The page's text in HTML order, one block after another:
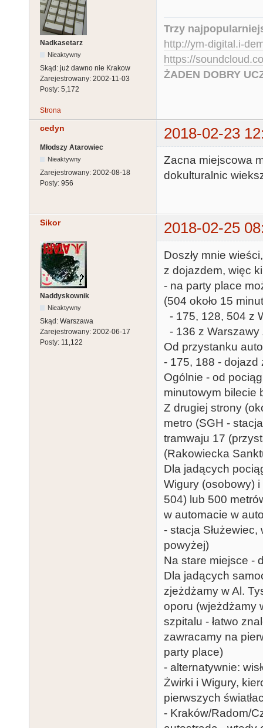
Nadkasetarz
Nieaktywny
Skąd: już dawno nie Krakow
Zarejestrowany: 2002-11-03
Posty: 5,172
Trzy
http://ym-digital.i-
https://
ŻADEN DOBRY
Strona
cedyn 2018-02-23
Młodszy Atarowiec
Nieaktywny
Zarejestrowany: 2002-08-18
Posty: 956
Zacna miejscowa
dokulturalnic
Sikor 2018-02-25
Naddyskownik
Nieaktywny
Skąd: Warszawa
Zarejestrowany: 2002-06-17
Posty: 11,122
Doszły mnie
z dojazdem, więc
- na party place
(504 około 15
- 175, 128, 504 z
- 136 z
Od przystanku
- 175, 188 - dojazd
Ogólnie - od
minutowym bilecie
Z drugiej strony
metro (SGH -
tramwaju 17
(Rakowiecka
Dla jadących
Wigury (osobowy)
504) lub 500
w automacie w
- stacja
powyżej)
Na stare miejsce -
Dla jadących
zjeżdżamy w Al.
oporu (wjeżdżamy
szpitalu - łatwo
zawracamy na
party place)
- alternatywnie:
Żwirki i Wigury,
pierwszych
- Kraków/Radom/